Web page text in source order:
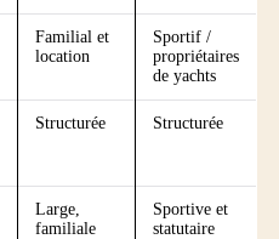
Familial et
location
Sportif /
propriétaires
de yachts
Structurée Structurée
Large,
familiale
Sportive et
statutaire